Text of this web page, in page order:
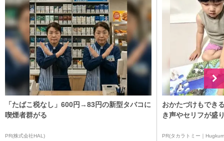
「たばこ税なし」600円→83円の新型タバコに
喫煙者群がる
PR(株式会社HAL)
おかたづけもでき
き声やセリフが盛
PR(タカラトミー｜